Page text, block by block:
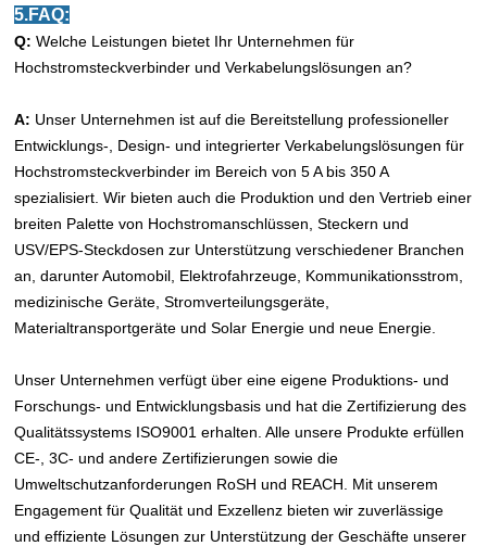
5.FAQ:
Q: Welche Leistungen bietet Ihr Unternehmen für
Hochstromsteckverbinder und Verkabelungslösungen an?
A: Unser Unternehmen ist auf die Bereitstellung professioneller
Entwicklungs-, Design- und integrierter Verkabelungslösungen für
Hochstromsteckverbinder im Bereich von 5 A bis 350 A
spezialisiert. Wir bieten auch die Produktion und den Vertrieb einer
breiten Palette von Hochstromanschlüssen, Steckern und
USV/EPS-Steckdosen zur Unterstützung verschiedener Branchen
an, darunter Automobil, Elektrofahrzeuge, Kommunikationsstrom,
medizinische Geräte, Stromverteilungsgeräte,
Materialtransportgeräte und Solar Energie und neue Energie.
Unser Unternehmen verfügt über eine eigene Produktions- und
Forschungs- und Entwicklungsbasis und hat die Zertifizierung des
Qualitätssystems ISO9001 erhalten. Alle unsere Produkte erfüllen
CE-, 3C- und andere Zertifizierungen sowie die
Umweltschutzanforderungen RoSH und REACH. Mit unserem
Engagement für Qualität und Exzellenz bieten wir zuverlässige
und effiziente Lösungen zur Unterstützung der Geschäfte unserer